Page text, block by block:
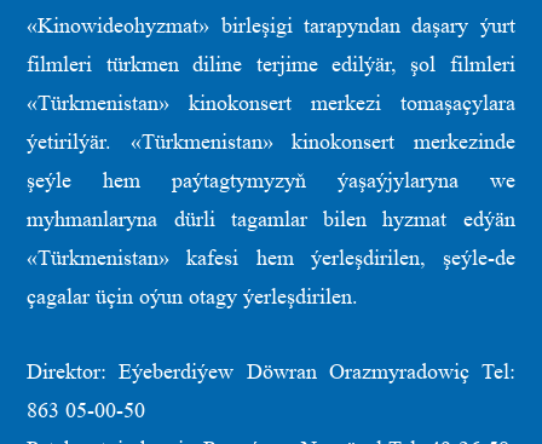
«Kinowideohyzmat» birleşigi tarapyndan daşary ýurt
filmleri türkmen diline terjime edilýär, şol filmleri
«Türkmenistan» kinokonsert merkezi tomaşaçylara
ýetirilýär. «Türkmenistan» kinokonsert merkezinde
şeýle hem paýtagtymyzyň ýaşaýjylaryna we
myhmanlaryna dürli tagamlar bilen hyzmat edýän
«Türkmenistan» kafesi hem ýerleşdirilen, şeýle-de
çagalar üçin oýun otagy ýerleşdirilen.
Direktor: Eýeberdiýew Döwran Orazmyradowiç Tel:
863 05-00-50